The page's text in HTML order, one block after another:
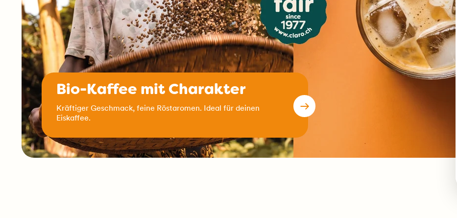
Bio-Kaffee mit Charakter
Kräftiger Geschmack, feine Röstaromen. Ideal für deinen
Eiskaffee.